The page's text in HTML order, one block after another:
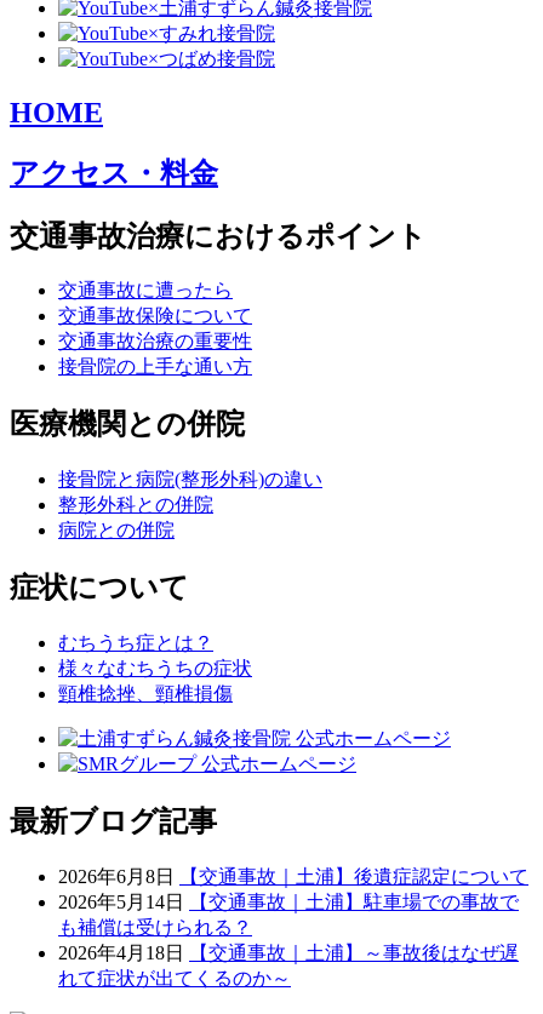
HOME
アクセス・料金
交通事故治療におけるポイント
交通事故に遭ったら
交通事故保険について
交通事故治療の重要性
接骨院の上手な通い方
医療機関との併院
接骨院と病院(整形外科)の違い
整形外科との併院
病院との併院
症状について
むちうち症とは？
様々なむちうちの症状
頸椎捻挫、頸椎損傷
最新ブログ記事
2026年6月8日
【交通事故｜土浦】後遺症認定について
2026年5月14日
【交通事故｜土浦】駐車場での事故で
も補償は受けられる？
2026年4月18日
【交通事故｜土浦】～事故後はなぜ遅
れて症状が出てくるのか～